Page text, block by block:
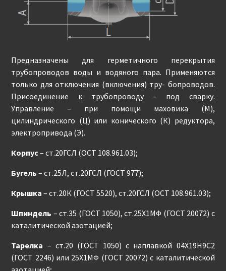
Предназначены для герметичного перекрытия
трубопроводов воды и водяного пара. Применяются
только для отключения (включения) тру- бопроводов.
Присоединение к трубопроводу – под сварку.
Управление – при помощи маховика (М),
цилиндрического (Ц) или конического (К) редуктора,
электропривода (Э).
Корпус– ст.20ГСЛ (ОСТ 108.961.03);
Бугель – ст.25Л, ст.20ГСЛ (ГОСТ 977);
Крышка – ст.20К (ГОСТ 5520), ст.20ГСЛ (ОСТ 108.961.03);
Шпиндель – ст.35 (ГОСТ 1050), ст.25Х1МФ (ГОСТ 20072) с
каталитической азотацией;
Тарелка – ст.20 (ГОСТ 1050) с наплавкой 04Х19Н9С2
(ГОСТ 2246) или 25Х1МФ (ГОСТ 20072) с каталитической